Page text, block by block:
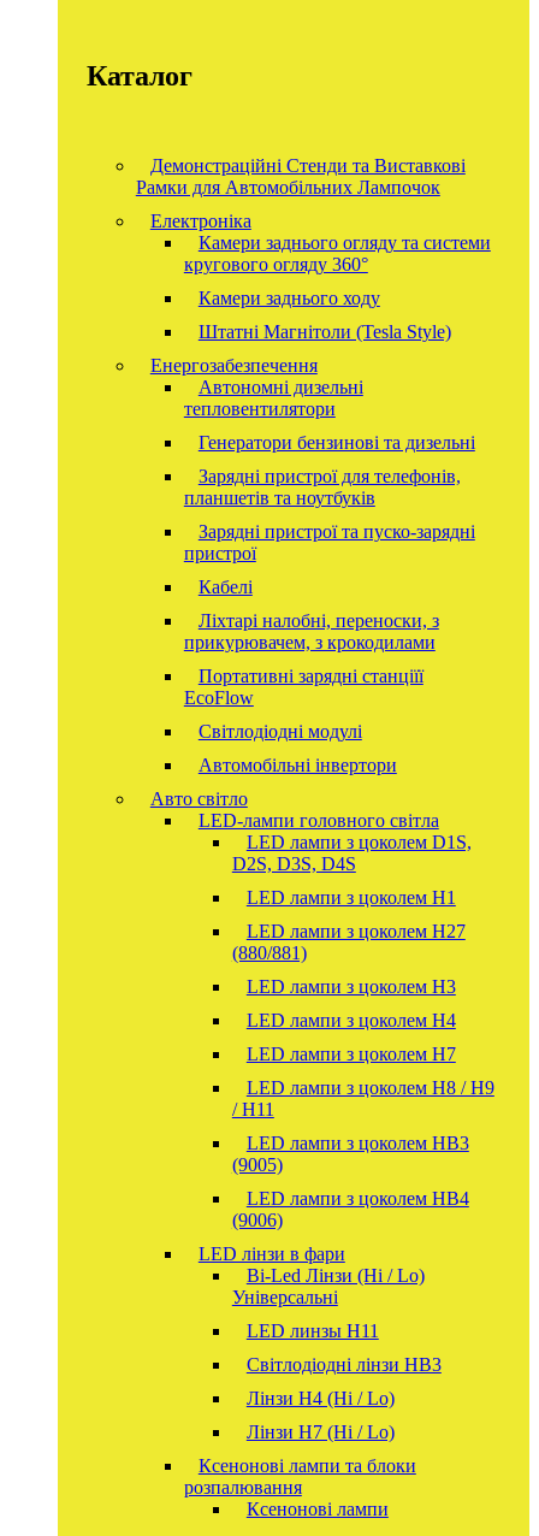
Каталог
Демонстраційні Стенди та Виставкові
Рамки для Автомобільних Лампочок
Електроніка
Камери заднього огляду та системи
кругового огляду 360°
Камери заднього ходу
Штатні Магнітоли (Tesla Style)
Енергозабезпечення
Автономні дизельні
тепловентилятори
Генератори бензинові та дизельні
Зарядні пристрої для телефонів,
планшетів та ноутбуків
Зарядні пристрої та пуско-зарядні
пристрої
Кабелі
Ліхтарі налобні, переноски, з
прикурювачем, з крокодилами
Портативні зарядні станціїї
EcoFlow
Світлодіодні модулі
Автомобільні інвертори
Авто світло
LED-лампи головного світла
LED лампи з цоколем D1S,
D2S, D3S, D4S
LED лампи з цоколем H1
LED лампи з цоколем H27
(880/881)
LED лампи з цоколем H3
LED лампи з цоколем H4
LED лампи з цоколем H7
LED лампи з цоколем H8 / H9
/ H11
LED лампи з цоколем HB3
(9005)
LED лампи з цоколем HB4
(9006)
LED лінзи в фари
Bi-Led Лінзи (Hi / Lo)
Універсальні
LED линзы H11
Світлодіодні лінзи HB3
Лінзи Н4 (Hi / Lo)
Лінзи Н7 (Hi / Lo)
Ксенонові лампи та блоки
розпалювання
Ксенонові лампи